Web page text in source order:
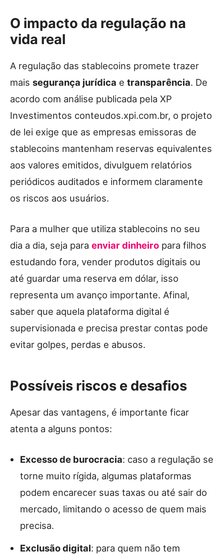
O impacto da regulação na
vida real
A regulação das stablecoins promete trazer
mais segurança jurídica e transparência. De
acordo com análise publicada pela XP
Investimentos conteudos.xpi.com.br, o projeto
de lei exige que as empresas emissoras de
stablecoins mantenham reservas equivalentes
aos valores emitidos, divulguem relatórios
periódicos auditados e informem claramente
os riscos aos usuários.
Para a mulher que utiliza stablecoins no seu
dia a dia, seja para enviar dinheiro para filhos
estudando fora, vender produtos digitais ou
até guardar uma reserva em dólar, isso
representa um avanço importante. Afinal,
saber que aquela plataforma digital é
supervisionada e precisa prestar contas pode
evitar golpes, perdas e abusos.
Possíveis riscos e desafios
Apesar das vantagens, é importante ficar
atenta a alguns pontos:
Excesso de burocracia: caso a regulação se
torne muito rígida, algumas plataformas
podem encarecer suas taxas ou até sair do
mercado, limitando o acesso de quem mais
precisa.
Exclusão digital: para quem não tem